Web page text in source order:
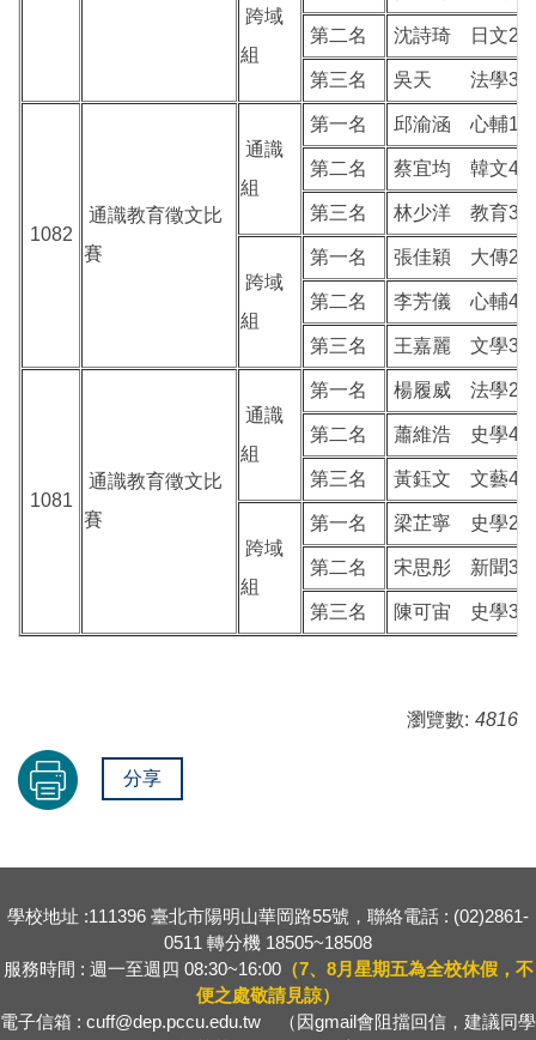
跨域
組
第二名 沈詩琦 日文2B
第三名 吳天 法學3C
1082
通識教育徵文比
賽
通識
組
第一名 邱渝涵 心輔1
第二名 蔡宜均 韓文4
第三名 林少洋 教育3
跨域
組
第一名 張佳穎 大傳2B
第二名 李芳儀 心輔4
第三名 王嘉麗 文學3A
1081
通識教育徵文比
賽
通識
組
第一名 楊履威 法學2C
第二名 蕭維浩 史學4
第三名 黃鈺文 文藝4
跨域
組
第一名 梁芷寧 史學2
第二名 宋思彤 新聞3B
第三名 陳可宙 史學3
瀏覽數: 4816
分享
學校地址 :111396 臺北市陽明山華岡路55號，聯絡電話 : (02)2861-
0511 轉分機 18505~18508
服務時間 : 週一至週四 08:30~16:00（7、8月星期五為全校休假，不
便之處敬請見諒）
電子信箱 : cuff@dep.pccu.edu.tw （因gmail會阻擋回信，建議同學